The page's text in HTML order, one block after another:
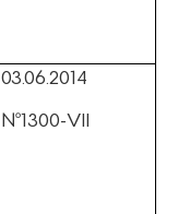
03.06.2014
№1300-VII